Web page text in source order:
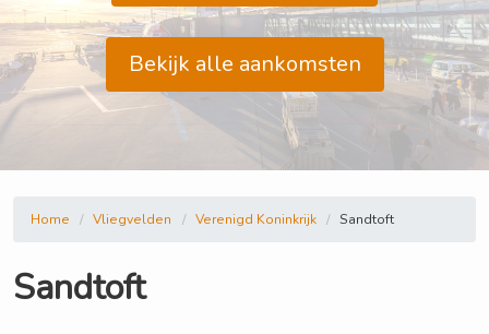
Bekijk alle aankomsten
Home Vliegvelden Verenigd Koninkrijk Sandtoft
Sandtoft